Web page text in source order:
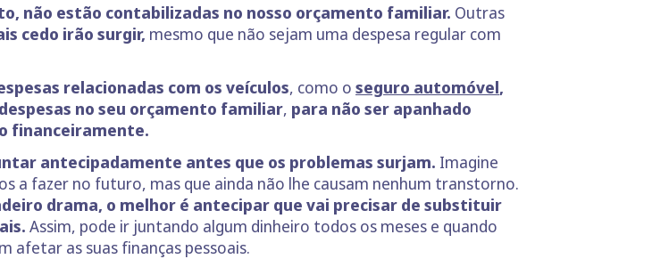
não estão contabilizadas no nosso orçamento familiar. Outras
cedo irão surgir, mesmo que não sejam uma despesa regular com
relacionadas com os veículos, como o seguro automóvel,
no seu orçamento familiar, para não ser apanhado
financeiramente.
antecipadamente antes que os problemas surjam. Imagine
a fazer no futuro, mas que ainda não lhe causam nenhum transtorno.
drama, o melhor é antecipar que vai precisar de substituir
Assim, pode ir juntando algum dinheiro todos os meses e quando
afetar as suas finanças pessoais.